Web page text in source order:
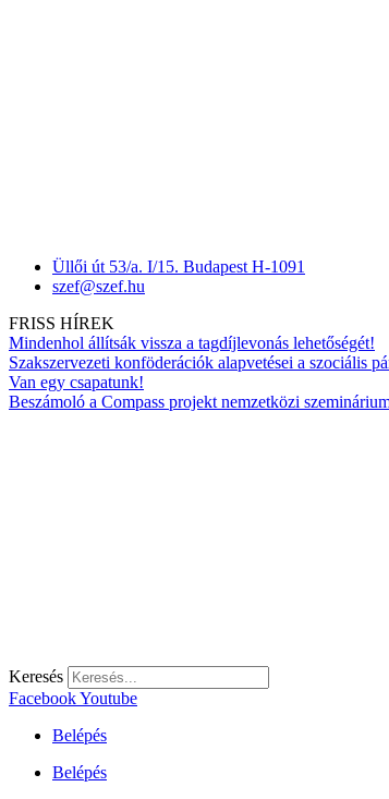
Üllői út 53/a. I/15. Budapest H-1091
szef@szef.hu
FRISS HÍREK
Mindenhol állítsák vissza a tagdíjlevonás lehetőségét!
Szakszervezeti konföderációk alapvetései a szociális
Van egy csapatunk!
Beszámoló a Compass projekt nemzetközi
Keresés
FacebookYoutube
Belépés
Belépés